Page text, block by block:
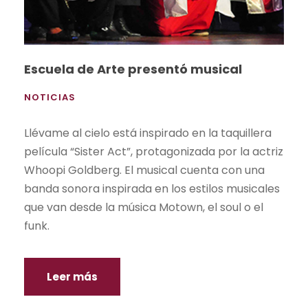
Escuela de Arte presentó musical
NOTICIAS
Llévame al cielo está inspirado en la taquillera
película “Sister Act”, protagonizada por la actriz
Whoopi Goldberg. El musical cuenta con una
banda sonora inspirada en los estilos musicales
que van desde la música Motown, el soul o el
funk.
Leer más